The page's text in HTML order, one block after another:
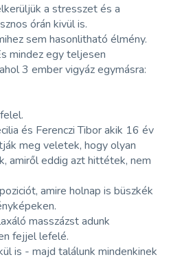
a stresszet és a
órán kivül is.
sem hasonlitható élmény.
mindez egy teljesen
3 ember vigyáz egymásra:
és Ferenczi Tibor akik 16 év
meg veletek, hogy olyan
amiről eddig azt hittétek, nem
amire holnap is büszkék
masszázst adunk
fejjel lefelé.
is - majd találunk mindenkinek